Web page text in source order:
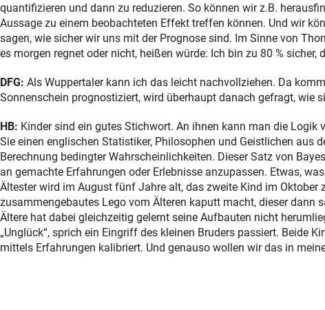
quantifizieren und dann zu reduzieren. So können wir z.B.
Aussage zu einem beobachteten Effekt treffen können. Und wir
sagen, wie sicher wir uns mit der Prognose sind. Im Sinne von
es morgen regnet oder nicht, heißen würde: Ich bin zu 80 % sicher,
DFG: Als Wuppertaler kann ich das leicht nachvollziehen. Da
Sonnenschein prognostiziert, wird überhaupt danach gefragt, wie
HB: Kinder sind ein gutes Stichwort. An ihnen kann man die Logik
Sie einen englischen Statistiker, Philosophen und Geistlichen aus
Berechnung bedingter Wahrscheinlichkeiten. Dieser Satz von
an gemachte Erfahrungen oder Erlebnisse anzupassen. Etwas,
Ältester wird im August fünf Jahre alt, das zweite Kind im
zusammengebautes Lego vom Älteren kaputt macht, dieser dann
Ältere hat dabei gleichzeitig gelernt seine Aufbauten nicht
„Unglück“, sprich ein Eingriff des kleinen Bruders passiert. Beide
mittels Erfahrungen kalibriert. Und genauso wollen wir das in